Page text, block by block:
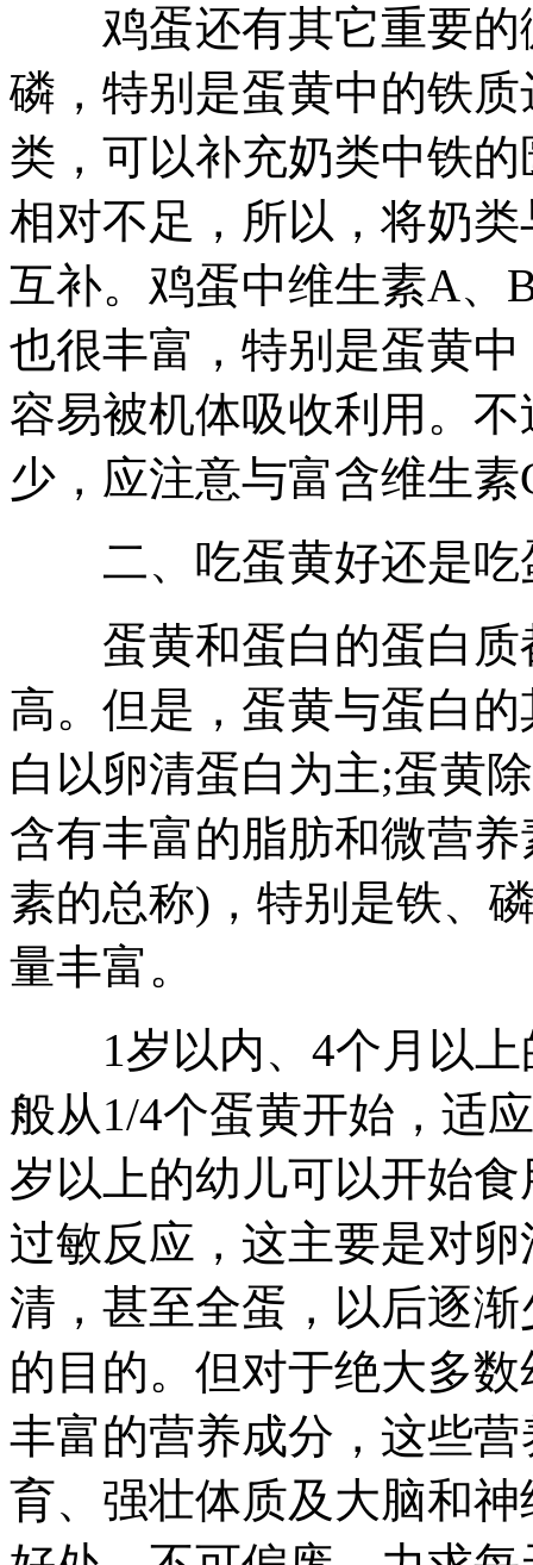
鸡蛋还有其它重要的
磷，特别是蛋黄中的铁
类，可以补充奶类中铁
相对不足，所以，将奶
互补。鸡蛋中维生素A、
也很丰富，特别是蛋黄
容易被机体吸收利用。
少，应注意与富含维生
二、吃蛋黄好还是吃
蛋黄和蛋白的蛋白质
高。但是，蛋黄与蛋白
白以卵清蛋白为主;蛋黄
含有丰富的脂肪和微营
素的总称)，特别是铁、
量丰富。
1岁以内、4个月以上
般从1/4个蛋黄开始，适
岁以上的幼儿可以开始
过敏反应，这主要是对
清，甚至全蛋，以后逐
的目的。但对于绝大多
丰富的营养成分，这些
育、强壮体质及大脑和